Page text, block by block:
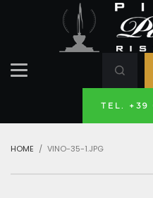
TEL. +39
HOME VINO-35-1.JPG